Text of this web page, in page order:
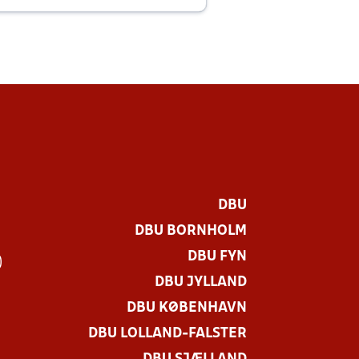
DBU
DBU BORNHOLM
DBU FYN
DBU JYLLAND
DBU KØBENHAVN
DBU LOLLAND-FALSTER